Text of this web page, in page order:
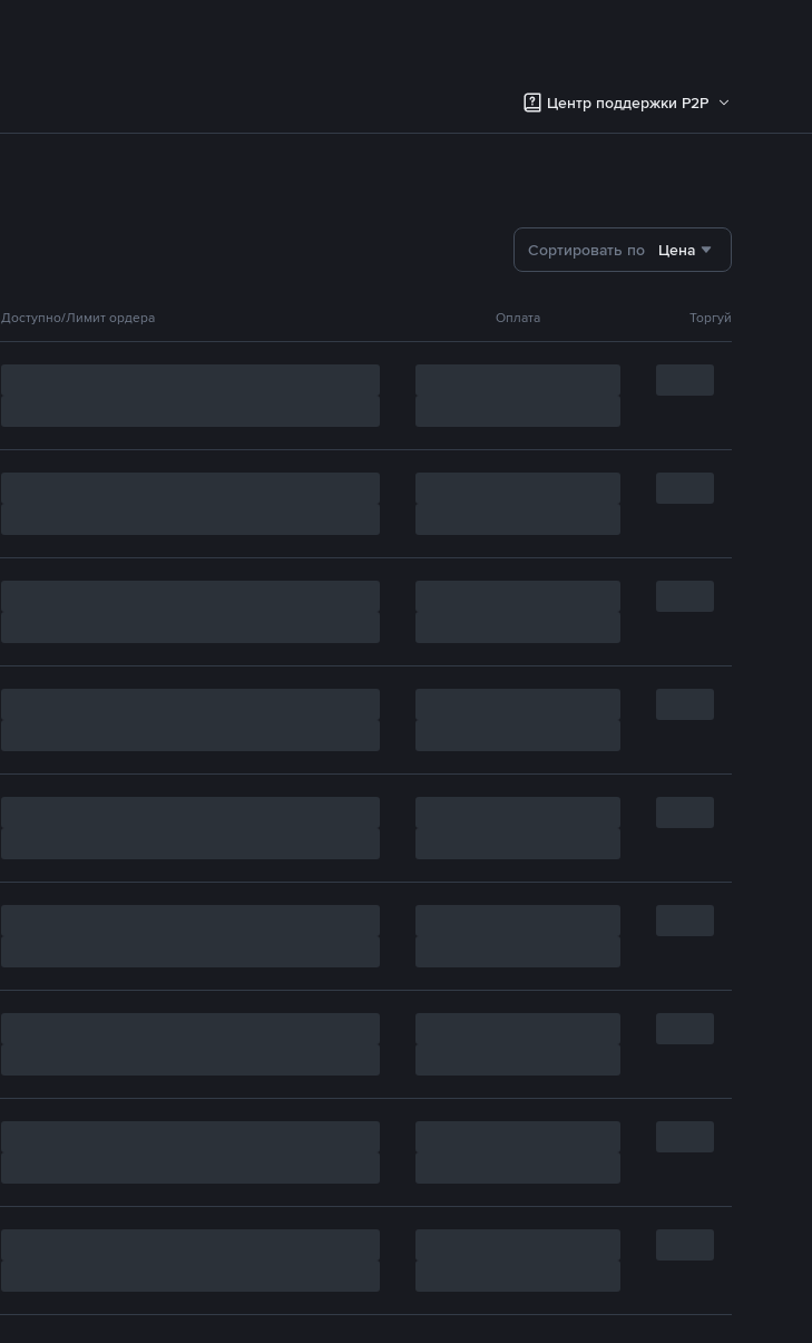
Центр поддержки P2P
Сортировать по Цена
Доступно/Лимит ордера Оплата Торгуй